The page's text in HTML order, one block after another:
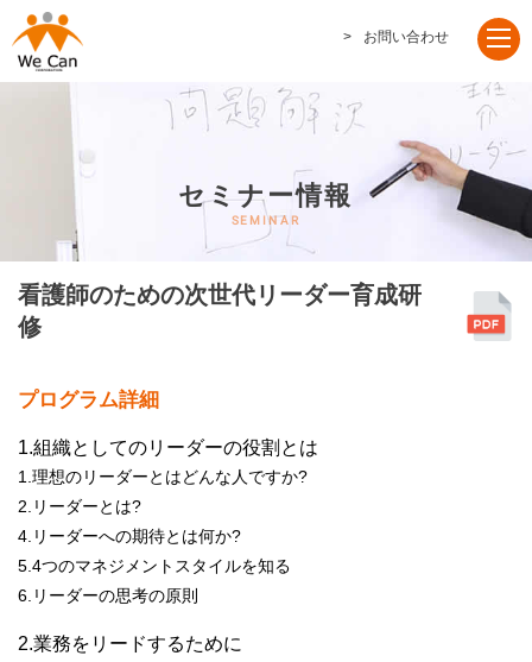
お問い合わせ
セミナー情報
看護師のための次世代リーダー育成研
修
プログラム詳細
1.組織としてのリーダーの役割とは
1.理想のリーダーとはどんな人ですか?
2.リーダーとは?
4.リーダーへの期待とは何か?
5.4つのマネジメントスタイルを知る
6.リーダーの思考の原則
2.業務をリードするために